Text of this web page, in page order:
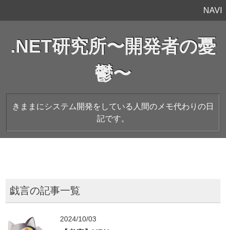
NAVI
.NET研究所〜開発者の憂
鬱〜
きままにシステム開発をしている人間のメモ代わりの日
記です。
戯言の記事一覧
2024/10/03